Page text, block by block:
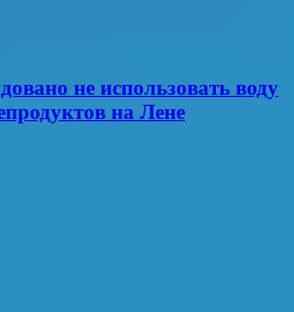
не использовать воду
на Лене